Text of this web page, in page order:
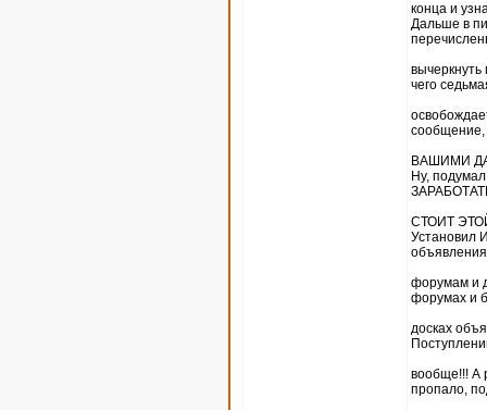
конца и
Дальше в
вычеркнуть
чего
сообщение,
ВАШИМИ
Ну,
СТОИТ
Установил
форумам и
форумах и
досках
вообще!!! А
пропало,